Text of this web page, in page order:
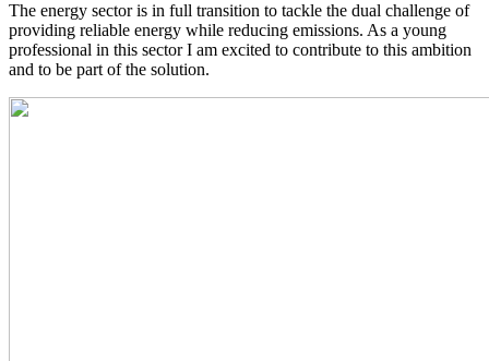
The energy sector is in full transition to tackle the dual challenge of
providing reliable energy while reducing emissions. As a young
professional in this sector I am excited to contribute to this ambition
and to be part of the solution.